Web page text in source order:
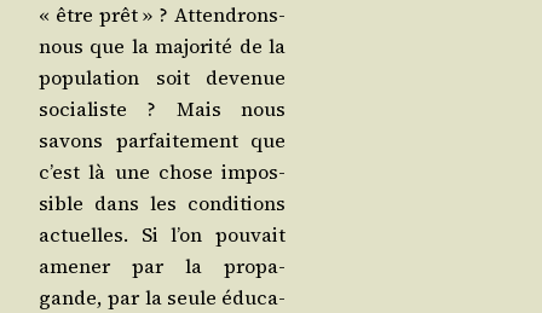
« être prêt » ? Atten­drons-
nous que la majo­ri­té de la
popu­la­tion soit deve­nue
socia­liste ? Mais nous
savons par­fai­te­ment que
c’est là une chose impos­
sible dans les condi­tions
actuelles. Si l’on pou­vait
ame­ner par la pro­pa­
gande, par la seule édu­ca­